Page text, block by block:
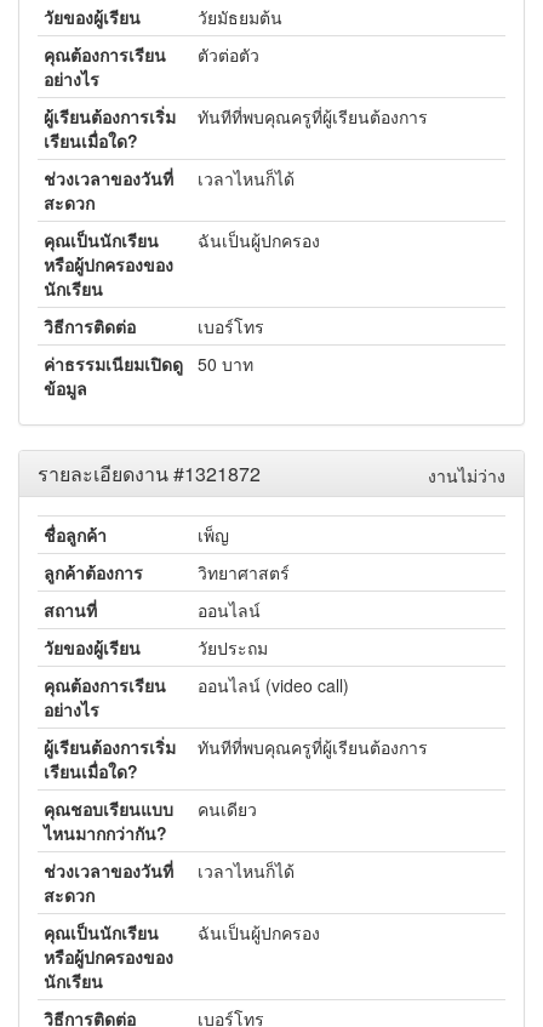
วัยของผู้เรียน
วัยมัธยมต้น
คุณต้องการเรียน
อย่างไร
ตัวต่อตัว
ผู้เรียนต้องการเริ่ม
เรียนเมื่อใด?
ทันทีที่พบคุณครูที่ผู้เรียนต้องการ
ช่วงเวลาของวันที่
สะดวก
เวลาไหนก็ได้
คุณเป็นนักเรียน
หรือผู้ปกครองของ
นักเรียน
ฉันเป็นผู้ปกครอง
วิธีการติดต่อ
เบอร์โทร
ค่าธรรมเนียมเปิดดู
ข้อมูล
50 บาท
งานไม่ว่าง
รายละเอียดงาน #1321872
ชื่อลูกค้า
เพ็ญ
ลูกค้าต้องการ
วิทยาศาสตร์
สถานที่
ออนไลน์
วัยของผู้เรียน
วัยประถม
คุณต้องการเรียน
อย่างไร
ออนไลน์ (video call)
ผู้เรียนต้องการเริ่ม
เรียนเมื่อใด?
ทันทีที่พบคุณครูที่ผู้เรียนต้องการ
คุณชอบเรียนแบบ
ไหนมากกว่ากัน?
คนเดียว
ช่วงเวลาของวันที่
สะดวก
เวลาไหนก็ได้
คุณเป็นนักเรียน
หรือผู้ปกครองของ
นักเรียน
ฉันเป็นผู้ปกครอง
วิธีการติดต่อ เบอร์โทร